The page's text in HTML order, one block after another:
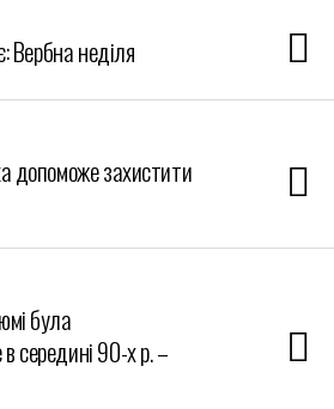
Вербна неділя
допоможе захистити
була
середині 90-х р. –